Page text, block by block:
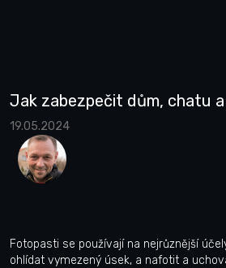
Jak zabezpečit dům, chatu
19.05.2024
Fotopasti se používají na nejrůznější
ohlídat vymezený úsek, a nafotit a